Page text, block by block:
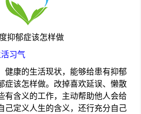
抑郁症该怎样做
习气
康的生活现状，能够给患有抑郁
症该怎样做。改掉喜欢延误、懒散
有含义的工作，主动帮助他人会给
己定义人生的含义，还行充分自己